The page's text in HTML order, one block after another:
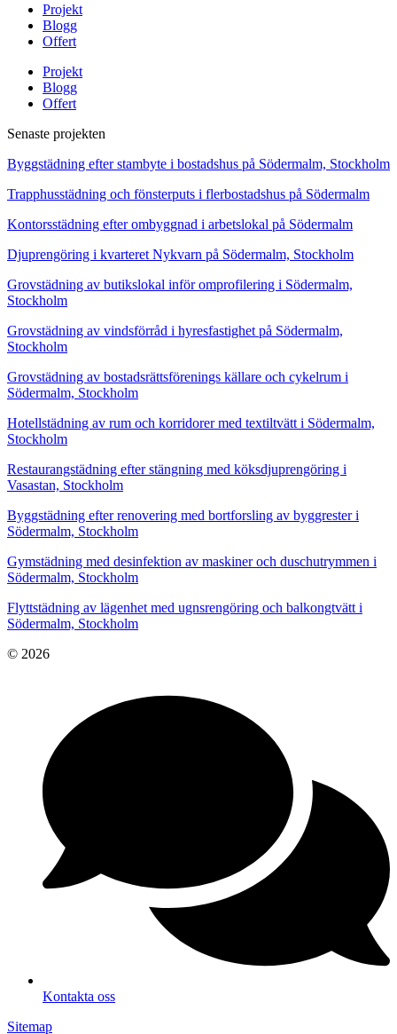
Projekt
Blogg
Offert
Projekt
Blogg
Offert
Senaste projekten
Byggstädning efter stambyte i bostadshus på Södermalm, Stockholm
Trapphusstädning och fönsterputs i flerbostadshus på Södermalm
Kontorsstädning efter ombyggnad i arbetslokal på Södermalm
Djuprengöring i kvarteret Nykvarn på Södermalm, Stockholm
Grovstädning av butikslokal inför omprofilering i Södermalm,
Stockholm
Grovstädning av vindsförråd i hyresfastighet på Södermalm,
Stockholm
Grovstädning av bostadsrättsförenings källare och cykelrum i
Södermalm, Stockholm
Hotellstädning av rum och korridorer med textiltvätt i Södermalm,
Stockholm
Restaurangstädning efter stängning med köksdjuprengöring i
Vasastan, Stockholm
Byggstädning efter renovering med bortforsling av byggrester i
Södermalm, Stockholm
Gymstädning med desinfektion av maskiner och duschutrymmen i
Södermalm, Stockholm
Flyttstädning av lägenhet med ugnsrengöring och balkongtvätt i
Södermalm, Stockholm
© 2026
Kontakta oss
Sitemap